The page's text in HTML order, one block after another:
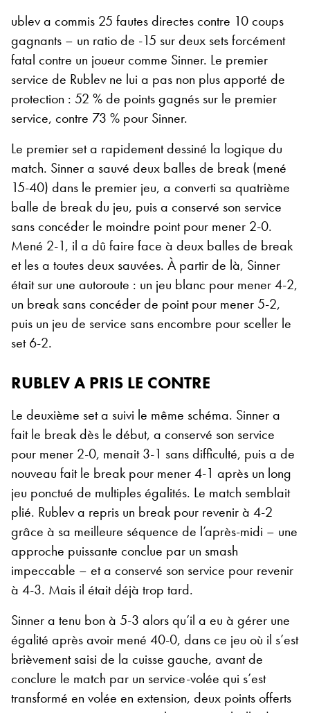
ublev a commis 25 fautes directes contre 10 coups
gagnants – un ratio de -15 sur deux sets forcément
fatal contre un joueur comme Sinner. Le premier
service de Rublev ne lui a pas non plus apporté de
protection : 52 % de points gagnés sur le premier
service, contre 73 % pour Sinner.
Le premier set a rapidement dessiné la logique du
match. Sinner a sauvé deux balles de break (mené
15-40) dans le premier jeu, a converti sa quatrième
balle de break du jeu, puis a conservé son service
sans concéder le moindre point pour mener 2-0.
Mené 2-1, il a dû faire face à deux balles de break
et les a toutes deux sauvées. À partir de là, Sinner
était sur une autoroute : un jeu blanc pour mener 4-2,
un break sans concéder de point pour mener 5-2,
puis un jeu de service sans encombre pour sceller le
set 6-2.
RUBLEV A PRIS LE CONTRE
Le deuxième set a suivi le même schéma. Sinner a
fait le break dès le début, a conservé son service
pour mener 2-0, menait 3-1 sans difficulté, puis a de
nouveau fait le break pour mener 4-1 après un long
jeu ponctué de multiples égalités. Le match semblait
plié. Rublev a repris un break pour revenir à 4-2
grâce à sa meilleure séquence de l’après-midi – une
approche puissante conclue par un smash
impeccable – et a conservé son service pour revenir
à 4-3. Mais il était déjà trop tard.
Sinner a tenu bon à 5-3 alors qu’il a eu à gérer une
égalité après avoir mené 40-0, dans ce jeu où il s’est
brièvement saisi de la cuisse gauche, avant de
conclure le match par un service-volée qui s’est
transformé en volée en extension, deux points offerts